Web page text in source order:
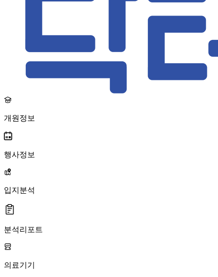
개원정보
행사정보
입지분석
분석리포트
의료기기